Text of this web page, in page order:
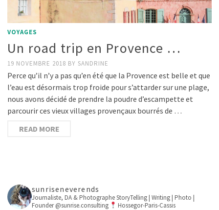
VOYAGES
Un road trip en Provence …
19 NOVEMBRE 2018 BY SANDRINE
Perce qu’il n’y a pas qu’en été que la Provence est belle et que
l’eau est désormais trop froide pour s’attarder sur une plage,
nous avons décidé de prendre la poudre d’escampette et
parcourir ces vieux villages provençaux bourrés de …
READ MORE
sunriseneverends
Journaliste, DA & PhotographeStoryTelling | Writing | Photo |
Founder @sunrise.consulting
Hossegor-Paris-Cassis